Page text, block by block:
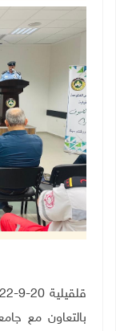
قلقيلية 20-9-2022 وفا
بالتعاون مع